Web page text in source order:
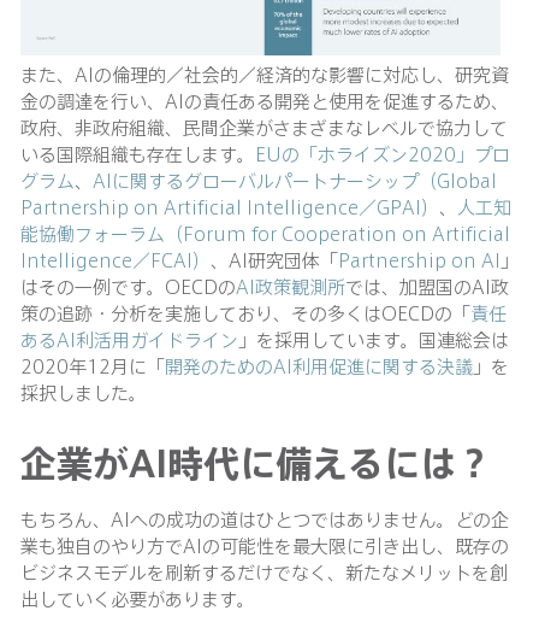
また、AIの倫理的／社会的／経済的な影響に対応し、研究資
金の調達を行い、AIの責任ある開発と使用を促進するため、
政府、非政府組織、民間企業がさまざまなレベルで協力して
いる国際組織も存在します。 EUの「ホライズン2020」プロ
グラム、 AIに関するグローバルパートナーシップ（Global
Partnership on Artificial Intelligence／GPAI） 、 人工知
能協働フォーラム（Forum for Cooperation on Artificial
Intelligence／FCAI） 、AI研究団体「Partnership on AI 」
はその一例です。OECDのAI政策観測所では、加盟国のAI政
策の追跡・分析を実施しており、その多くはOECDの「責任
あるAI利活用ガイドライン 」を採用しています。国連総会は
2020年12月に「開発のためのAI利用促進に関する決議 」を
採択しました。
企業がAI時代に備えるには？
もちろん、AIへの成功の道はひとつではありません。どの企
業も独自のやり方でAIの可能性を最大限に引き出し、既存の
ビジネスモデルを刷新するだけでなく、新たなメリットを創
出していく必要があります。